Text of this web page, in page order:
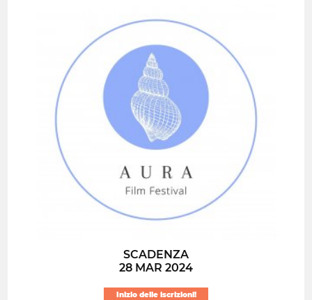
SCADENZA
28 MAR 2024
Inizio delle iscrizioni!